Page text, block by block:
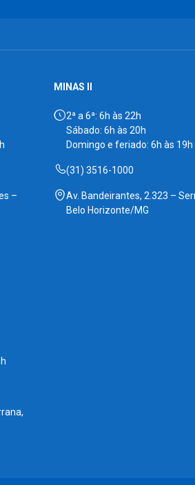
–
MINAS II
2ª a 6ª: 6h às 22h
Sábado: 6h às 20h
Domingo e feriado: 6h às 19h
(31) 3516-1000
Av. Bandeirantes, 2.323 –
Belo Horizonte/MG